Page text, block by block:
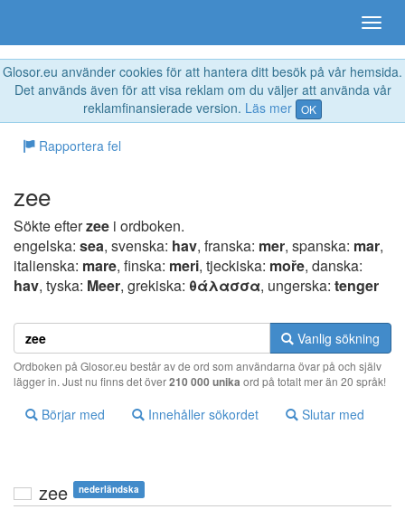
Glosor.eu använder cookies för att hantera ditt besök på vår hemsida.
Det används även för att visa reklam om du väljer att använda vår
reklamfinansierade version. Läs mer OK
Rapportera fel
zee
Sökte efterzee i ordboken.
engelska: sea, svenska: hav, franska: mer, spanska: mar,
italienska: mare, finska: meri, tjeckiska: moře, danska:
hav, tyska: Meer, grekiska: θάλασσα, ungerska: tenger
Vanlig sökning
Ordboken på Glosor.eu består av de ord som användarna övar på och själv
lägger in. Just nu finns det över210 000 unika ord på totalt mer än 20 språk!
Börjar med Innehåller sökordet Slutar med
zee nederländska